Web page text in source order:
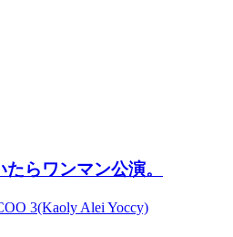
らワンマン公演。
3(Kaoly Alei Yoccy)